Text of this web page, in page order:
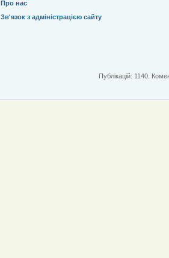
Про нас
Зв'язок з адміністрацією сайту
Публікацій: 1140.